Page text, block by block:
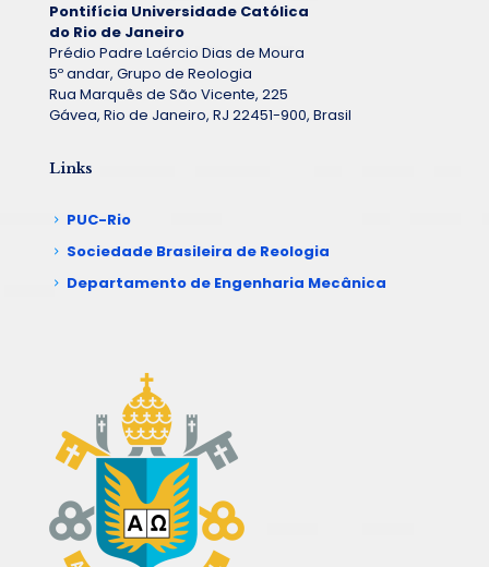
Pontifícia Universidade Católica
do Rio de Janeiro
Prédio Padre Laércio Dias de Moura
5º andar, Grupo de Reologia
Rua Marquês de São Vicente, 225
Gávea, Rio de Janeiro, RJ 22451-900, Brasil
Links
PUC-Rio
Sociedade Brasileira de Reologia
Departamento de Engenharia Mecânica